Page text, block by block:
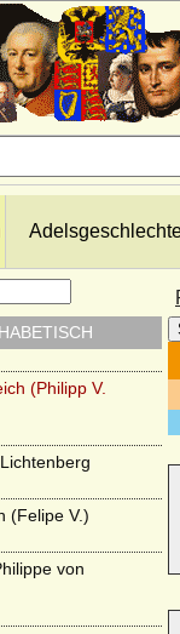
Hohensolms,
Solms-Hohensolms
Hohensolms-
Veltheim (Philipp
(Philipp V.
(Felipe V.)
von